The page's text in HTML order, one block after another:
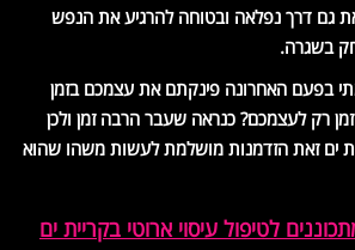
זאת גם דרך נפלאה ובטוחה להרגיע את הנפש
בשגרה.
בפעם האחרונה פינקתם את עצמכם בזמן
רק לעצמכם? כנראה שעבר הרבה זמן ולכן
ים זאת הזדמנות מושלמת לעשות משהו שהוא
לטיפול עיסוי ארוטי בקריית ים